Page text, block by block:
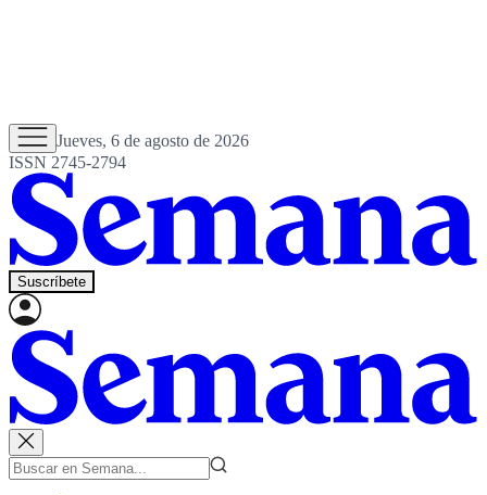
Jueves, 6 de agosto de 2026
ISSN 2745-2794
Suscríbete